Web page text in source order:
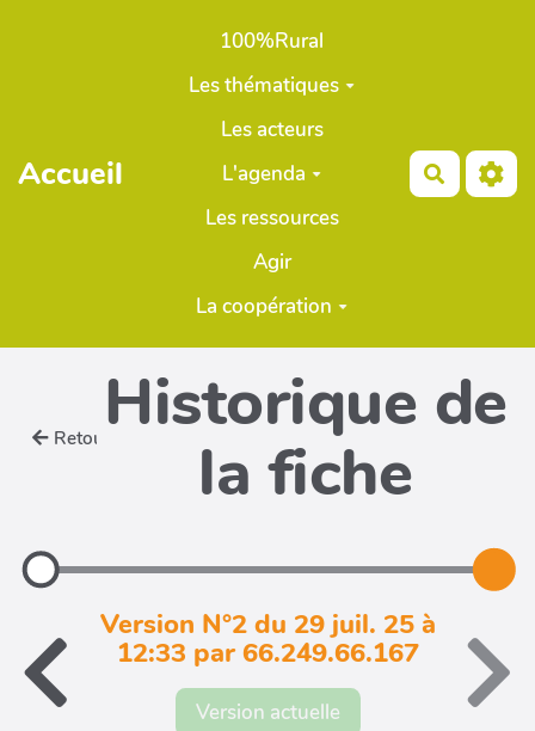
Aller au contenu principal
Accueil
100%Rural
Les thématiques
Les acteurs
L'agenda
Les ressources
Agir
La coopération
Retour Historique de
la fiche
Version N°2 du 29 juil. 25 à
12:33 par 66.249.66.167
Version actuelle